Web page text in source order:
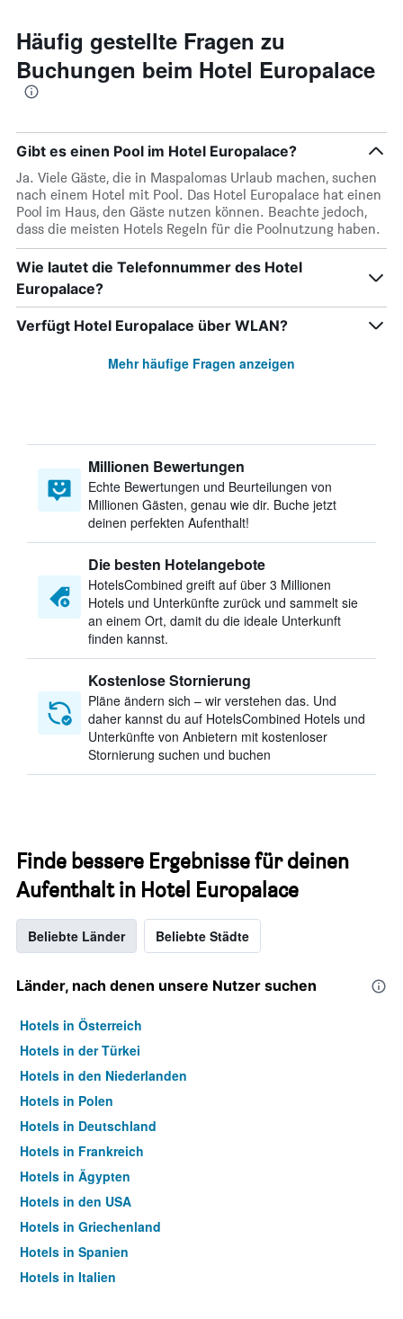
Häufig gestellte Fragen zu
Buchungen beim Hotel Europalace
Gibt es einen Pool im Hotel Europalace?
Ja. Viele Gäste, die in Maspalomas Urlaub machen, suchen
nach einem Hotel mit Pool. Das Hotel Europalace hat einen
Pool im Haus, den Gäste nutzen können. Beachte jedoch,
dass die meisten Hotels Regeln für die Poolnutzung haben.
Wie lautet die Telefonnummer des Hotel
Europalace?
Verfügt Hotel Europalace über WLAN?
Mehr häufige Fragen anzeigen
Millionen Bewertungen
Echte Bewertungen und Beurteilungen von
Millionen Gästen, genau wie dir. Buche jetzt
deinen perfekten Aufenthalt!
Die besten Hotelangebote
HotelsCombined greift auf über 3 Millionen
Hotels und Unterkünfte zurück und sammelt sie
an einem Ort, damit du die ideale Unterkunft
finden kannst.
Kostenlose Stornierung
Pläne ändern sich – wir verstehen das. Und
daher kannst du auf HotelsCombined Hotels und
Unterkünfte von Anbietern mit kostenloser
Stornierung suchen und buchen
Finde bessere Ergebnisse für deinen
Aufenthalt in Hotel Europalace
Beliebte Länder Beliebte Städte
Länder, nach denen unsere Nutzer suchen
Hotels in Österreich
Hotels in der Türkei
Hotels in den Niederlanden
Hotels in Polen
Hotels in Deutschland
Hotels in Frankreich
Hotels in Ägypten
Hotels in den USA
Hotels in Griechenland
Hotels in Spanien
Hotels in Italien